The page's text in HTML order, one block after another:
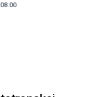
08:00